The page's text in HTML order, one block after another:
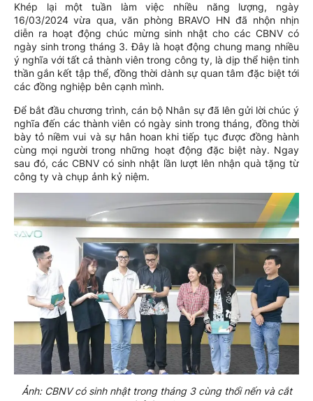
Khép lại một tuần làm việc nhiều năng lượng, ngày
16/03/2024 vừa qua, văn phòng BRAVO HN đã nhộn nhịn
diễn ra hoạt động chúc mừng sinh nhật cho các CBNV có
ngày sinh trong tháng 3. Đây là hoạt động chung mang nhiều
ý nghĩa với tất cả thành viên trong công ty, là dịp thể hiện tinh
thần gắn kết tập thể, đồng thời dành sự quan tâm đặc biệt tới
các đồng nghiệp bên cạnh mình.
Để bắt đầu chương trình, cán bộ Nhân sự đã lên gửi lời chúc ý
nghĩa đến các thành viên có ngày sinh trong tháng, đồng thời
bày tỏ niềm vui và sự hân hoan khi tiếp tục được đồng hành
cùng mọi người trong những hoạt động đặc biệt này. Ngay
sau đó, các CBNV có sinh nhật lần lượt lên nhận quà tặng từ
công ty và chụp ảnh kỷ niệm.
Ảnh: CBNV có sinh nhật trong tháng 3 cùng thổi nến và cắt